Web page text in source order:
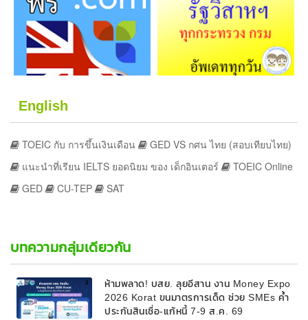
English
TOEIC กับ การขึ้นเงินเดือน
GED VS กศน ไทย (สอบเทียบไทย)
แนะนำที่เรียน IELTS ยอดนิยม ของ เด็กอินเตอร์
TOEIC Online
GED
CU-TEP SAT
บทความกลุ่มเดียวกัน
ห้ามพลาด! บสย. ลุยอีสาน งาน Money Expo
2026 Korat ขนมาตรการเด็ด ช่วย SMEs ค้ำ
ประกันสินเชื่อ-แก้หนี้ 7-9 ส.ค. 69